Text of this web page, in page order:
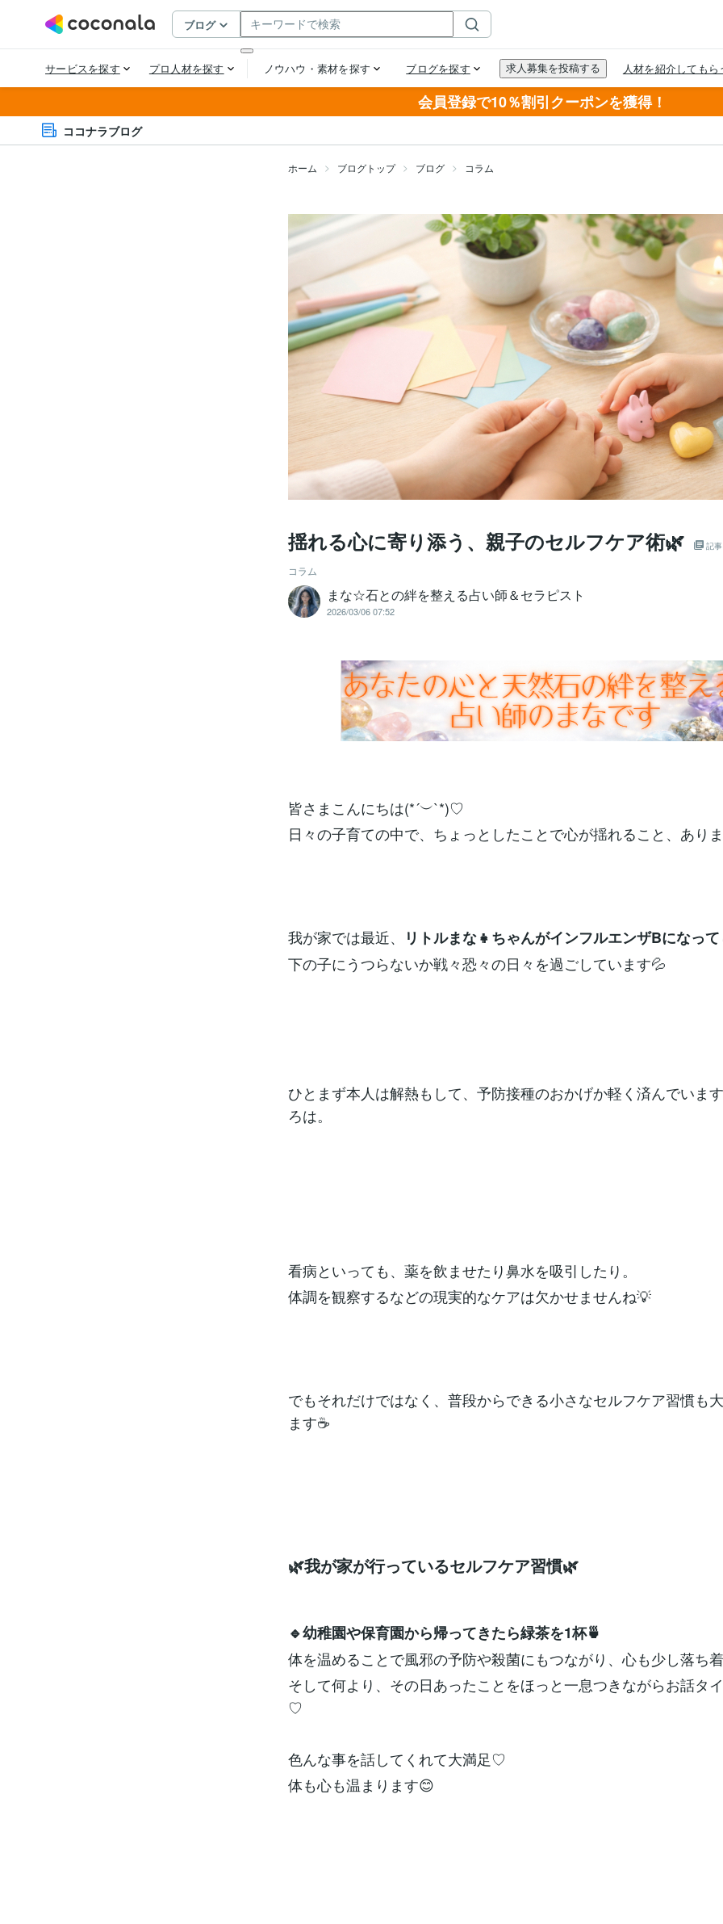
会員登録で10％割引クーポンを獲得！
ココナラブログ
ホーム ブログトップ ブログ コラム
揺れる心に寄り添う、親子のセルフケア術🌿 記事
コラム
まな☆石との絆を整える占い師＆セラピスト
2026/03/06 07:52
皆さまこんにちは(*´︶`*)♡
日々の子育ての中で、ちょっとしたことで心が揺れること、あり
我が家では最近、
リトルまな👧ちゃんがインフルエンザBになっ
下の子にうつらないか戦々恐々の日々を過ごしています💦
ひとまず本人は解熱もして、予防接種のおかげか軽く済んでいま
ろは。
看病といっても、薬を飲ませたり鼻水を吸引したり。
体調を観察するなどの現実的なケアは欠かせませんね💡
でもそれだけではなく、普段からできる小さなセルフケア習慣も
ます☕
🌿我が家が行っているセルフケア習慣🌿
🔹幼稚園や保育園から帰ってきたら緑茶を1杯🍵
体を温めることで風邪の予防や殺菌にもつながり、心も少し落ち着
そして何より、その日あったことをほっと一息つきながらお話タ
♡
色んな事を話してくれて大満足♡
体も心も温まります😊